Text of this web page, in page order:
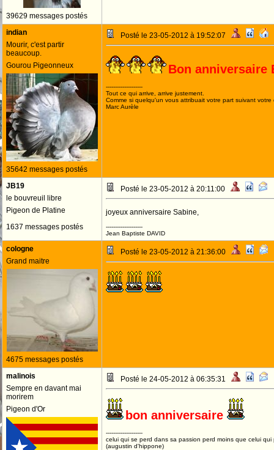
39629 messages postés
indian
Mourir, c'est partir
beaucoup.
Gourou Pigeonneux
35642 messages postés
Posté le 23-05-2012 à 19:52:07
Bon
--------------------
Tout ce qui arrive, arrive justement.
Comme si quelqu'un vous attribuait votre part suivant votre
Marc Aurèle
JB19
le bouvreuil libre
Pigeon de Platine
1637 messages postés
Posté le 23-05-2012 à 20:11:00
joyeux anniversaire Sabine,
--------------------
Jean Baptiste DAVID
cologne
Grand maitre
4675 messages postés
Posté le 23-05-2012 à 21:36:00
malinois
Sempre en davant mai
morirem
Pigeon d'Or
Posté le 24-05-2012 à 06:35:31
bon anniversaire
--------------------
celui qui se perd dans sa passion perd moins que celui qui
(augustin d'hippone)